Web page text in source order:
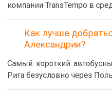
компании TransTempo в
Как лучше
Александрии?
Самый короткий
Рига безусловно через